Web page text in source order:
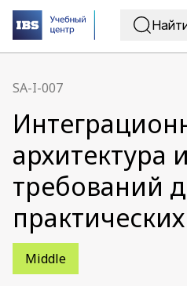
SA-I-007
архитектура
требований
Middle